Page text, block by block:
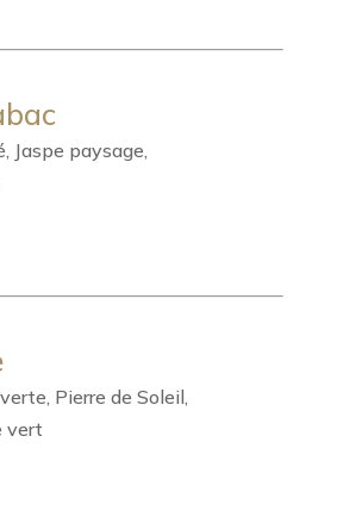
Jaspe paysage,
Pierre de Soleil,
vert